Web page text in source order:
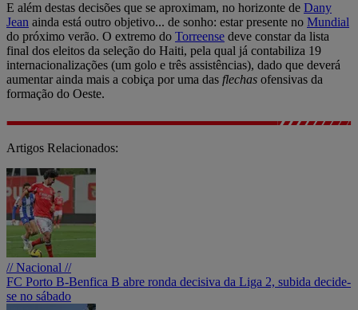
E além destas decisões que se aproximam, no horizonte de Dany
Jean ainda está outro objetivo... de sonho: estar presente no Mundial
do próximo verão. O extremo do Torreense deve constar da lista
final dos eleitos da seleção do Haiti, pela qual já contabiliza 19
internacionalizações (um golo e três assistências), dado que deverá
aumentar ainda mais a cobiça por uma das flechas ofensivas da
formação do Oeste.
Artigos Relacionados:
// Nacional //
FC Porto B-Benfica B abre ronda decisiva da Liga 2, subida decide-
se no sábado